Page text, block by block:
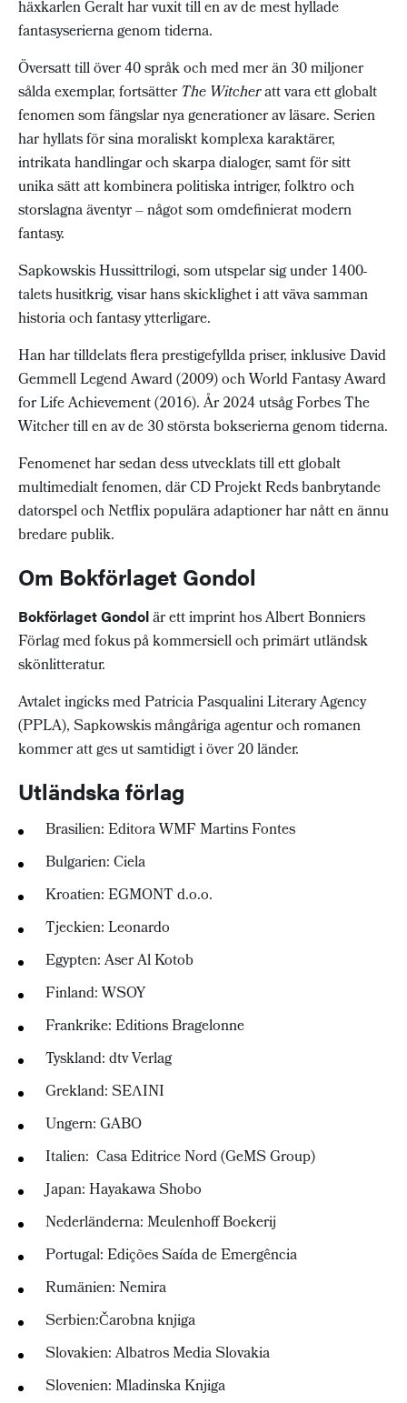
häxkarlen Geralt har vuxit till en av de mest hyllade
fantasyserierna genom tiderna.
Översatt till över 40 språk och med mer än 30 miljoner
sålda exemplar, fortsätterThe Witcheratt vara ett globalt
fenomen som fängslar nya generationer av läsare. Serien
har hyllats för sina moraliskt komplexa karaktärer,
intrikata handlingar och skarpa dialoger, samt för sitt
unika sätt att kombinera politiska intriger, folktro och
storslagna äventyr – något som omdefinierat modern
fantasy.
Sapkowskis Hussittrilogi, som utspelar sig under 1400-
talets husitkrig, visar hans skicklighet i att väva samman
historia och fantasy ytterligare.
Han har tilldelats flera prestigefyllda priser, inklusive David
Gemmell Legend Award (2009) och World Fantasy Award
for Life Achievement (2016). År 2024 utsåg Forbes The
Witcher till en av de 30 största bokserierna genom tiderna.
Fenomenet har sedan dess utvecklats till ett globalt
multimedialt fenomen, där CD Projekt Reds banbrytande
datorspel och Netflix populära adaptioner har nått en ännu
bredare publik.
Om Bokförlaget Gondol
Bokförlaget Gondolär ett imprint hos Albert Bonniers
Förlag med fokus på kommersiell och primärt utländsk
skönlitteratur.
Avtalet ingicks med Patricia Pasqualini Literary Agency
(PPLA), Sapkowskis mångåriga agentur och romanen
kommer att ges ut samtidigt i över 20 länder.
Utländska förlag
Brasilien: Editora WMF Martins Fontes
Bulgarien: Ciela
Kroatien: EGMONT d.o.o.
Tjeckien: Leonardo
Egypten: Aser Al Kotob
Finland: WSOY
Frankrike: Editions Bragelonne
Tyskland: dtv Verlag
Grekland: SEΛINI
Ungern: GABO
Italien: Casa Editrice Nord (GeMS Group)
Japan: Hayakawa Shobo
Nederländerna: Meulenhoff Boekerij
Portugal: Edições Saída de Emergência
Rumänien: Nemira
Serbien:Čarobna knjiga
Slovakien: Albatros Media Slovakia
Slovenien: Mladinska Knjiga